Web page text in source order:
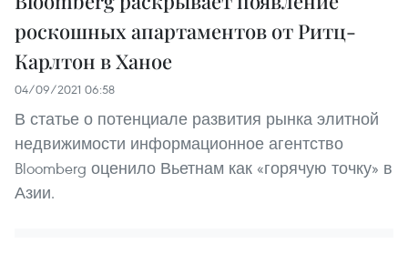
роскошных апартаментов от Ритц-
Карлтон в Ханое
04/09/2021 06:58
В статье о потенциале развития рынка элитной
недвижимости информационное агентство
Bloomberg оценило Вьетнам как «горячую точку» в
Азии.